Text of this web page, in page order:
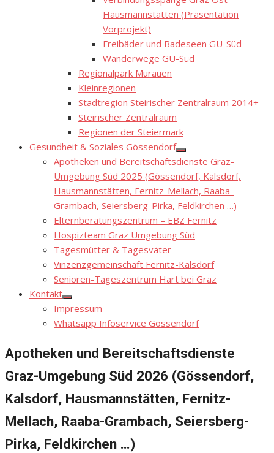
menu
Hausmannstätten (Präsentation
Vorprojekt)
Freibäder und Badeseen GU-Süd
Wanderwege GU-Süd
Regionalpark Murauen
Kleinregionen
Stadtregion Steirischer Zentralraum 2014+
Steirischer Zentralraum
Regionen der Steiermark
Gesundheit & Soziales Gössendorf
Show
sub
menu
Apotheken und Bereitschaftsdienste Graz-
Umgebung Süd 2025 (Gössendorf, Kalsdorf,
Hausmannstätten, Fernitz-Mellach, Raaba-
Grambach, Seiersberg-Pirka, Feldkirchen …)
Elternberatungszentrum – EBZ Fernitz
Hospizteam Graz Umgebung Süd
Tagesmütter & Tagesväter
Vinzenzgemeinschaft Fernitz-Kalsdorf
Senioren-Tageszentrum Hart bei Graz
Kontakt
Show
sub
menu
Impressum
Whatsapp Infoservice Gössendorf
Apotheken und Bereitschaftsdienste
Graz-Umgebung Süd 2026 (Gössendorf,
Kalsdorf, Hausmannstätten, Fernitz-
Mellach, Raaba-Grambach, Seiersberg-
Pirka, Feldkirchen …)